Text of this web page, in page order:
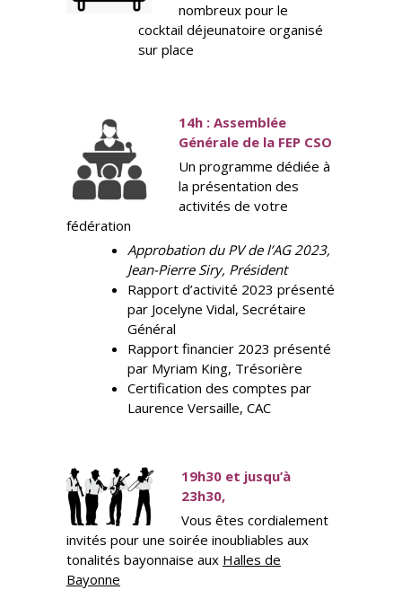
nombreux pour le
cocktail déjeunatoire organisé
sur place
14h : Assemblée
Générale de la FEP CSO
Un programme dédiée à
la présentation des
activités de votre
fédération
Approbation du PV de l’AG 2023,
Jean-Pierre Siry, Président
Rapport d’activité 2023 présenté
par Jocelyne Vidal, Secrétaire
Général
Rapport financier 2023 présenté
par Myriam King, Trésorière
Certification des comptes par
Laurence Versaille, CAC
19h30 et jusqu’à
23h30,
Vous êtes cordialement
invités pour une soirée inoubliables aux
tonalités bayonnaise aux Halles de
Bayonne